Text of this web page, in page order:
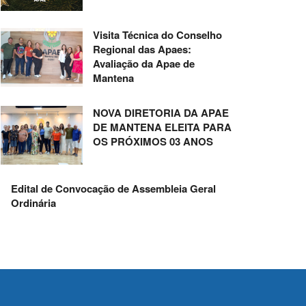
Visita Técnica do Conselho
Regional das Apaes:
Avaliação da Apae de
Mantena
NOVA DIRETORIA DA APAE
DE MANTENA ELEITA PARA
OS PRÓXIMOS 03 ANOS
Edital de Convocação de Assembleia Geral
Ordinária